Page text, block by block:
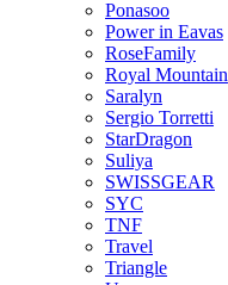
Ponasoo
Power in Eavas
RoseFamily
Royal Mountain
Saralyn
Sergio Torretti
StarDragon
Suliya
SWISSGEAR
SYC
TNF
Travel
Triangle